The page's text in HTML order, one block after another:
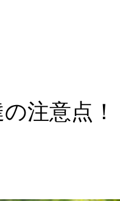
注意点！